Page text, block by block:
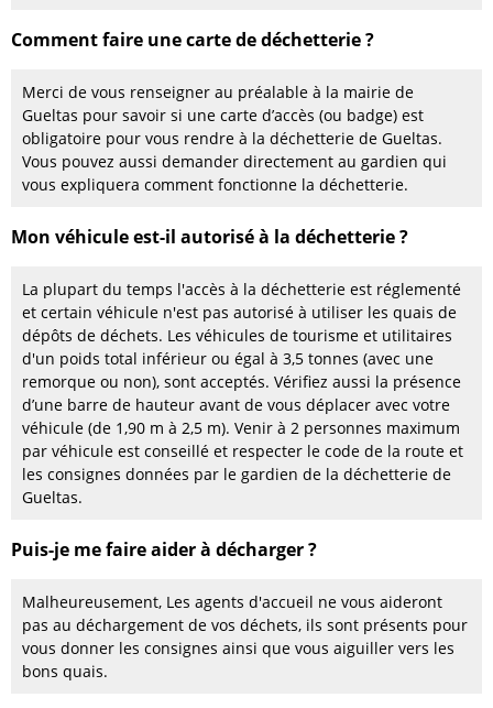
Comment faire une carte de déchetterie ?
Merci de vous renseigner au préalable à la mairie de
Gueltas pour savoir si une carte d’accès (ou badge) est
obligatoire pour vous rendre à la déchetterie de Gueltas.
Vous pouvez aussi demander directement au gardien qui
vous expliquera comment fonctionne la déchetterie.
Mon véhicule est-il autorisé à la déchetterie ?
La plupart du temps l'accès à la déchetterie est réglementé
et certain véhicule n'est pas autorisé à utiliser les quais de
dépôts de déchets. Les véhicules de tourisme et utilitaires
d'un poids total inférieur ou égal à 3,5 tonnes (avec une
remorque ou non), sont acceptés. Vérifiez aussi la présence
d’une barre de hauteur avant de vous déplacer avec votre
véhicule (de 1,90 m à 2,5 m). Venir à 2 personnes maximum
par véhicule est conseillé et respecter le code de la route et
les consignes données par le gardien de la déchetterie de
Gueltas.
Puis-je me faire aider à décharger ?
Malheureusement, Les agents d'accueil ne vous aideront
pas au déchargement de vos déchets, ils sont présents pour
vous donner les consignes ainsi que vous aiguiller vers les
bons quais.